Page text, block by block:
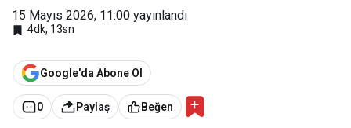
15 Mayıs 2026, 11:00 yayınlandı
4dk, 13sn
Google'da Abone Ol
0 Paylaş Beğen